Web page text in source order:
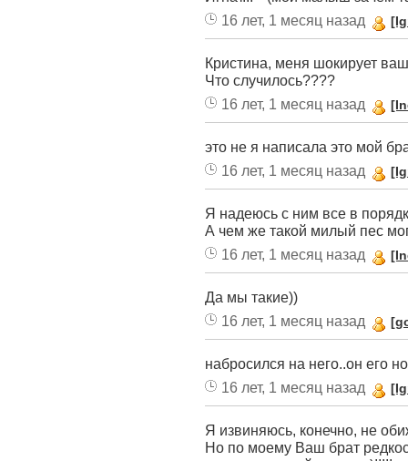
16 лет, 1 месяц назад
Кристина, меня шокирует
Что случилось????
16 лет, 1 месяц назад
это не я написала это мой
16 лет, 1 месяц назад
Я надеюсь с ним все в
А чем же такой милый пес
16 лет, 1 месяц назад
Да мы такие))
16 лет, 1 месяц назад
набросился на него..он его
16 лет, 1 месяц назад
Я извиняюсь, конечно, не
Но по моему Ваш брат